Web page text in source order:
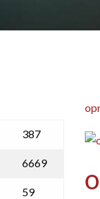
387
6669
59